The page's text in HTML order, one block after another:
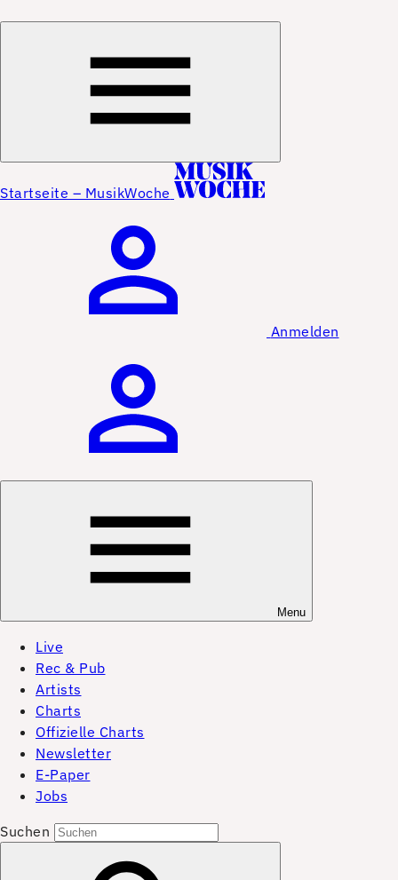
Startseite – MusikWoche
Anmelden
Menu
Live
Rec & Pub
Artists
Charts
Offizielle Charts
Newsletter
E-Paper
Jobs
Suchen